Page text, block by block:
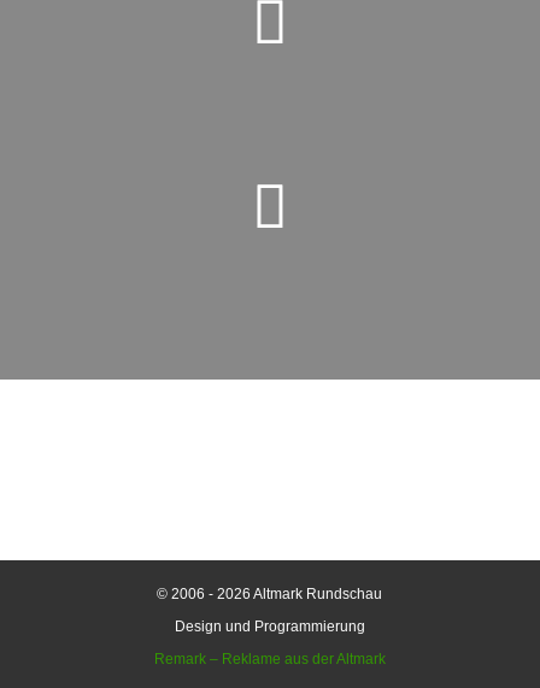
© 2006 - 2026 Altmark Rundschau
Design und Programmierung
Remark – Reklame aus der Altmark